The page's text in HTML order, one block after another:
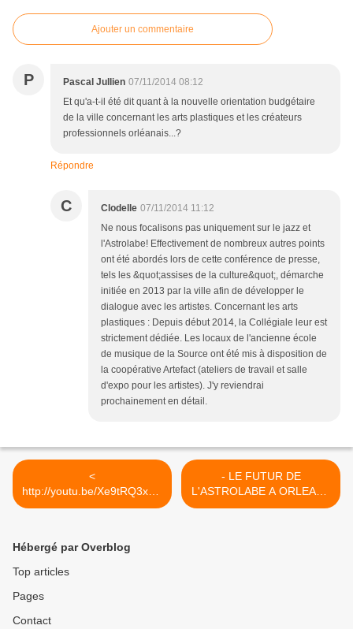
Ajouter un commentaire
P Pascal Jullien 07/11/2014 08:12
Et qu'a-t-il été dit quant à la nouvelle orientation budgétaire
de la ville concernant les arts plastiques et les créateurs
professionnels orléanais...?
Répondre
C Clodelle 07/11/2014 11:12
Ne nous focalisons pas uniquement sur le jazz et
l'Astrolabe! Effectivement de nombreux autres points
ont été abordés lors de cette conférence de presse,
tels les &quot;assises de la culture&quot;, démarche
initiée en 2013 par la ville afin de développer le
dialogue avec les artistes. Concernant les arts
plastiques : Depuis début 2014, la Collégiale leur est
strictement dédiée. Les locaux de l'ancienne école
de musique de la Source ont été mis à disposition de
la coopérative Artefact (ateliers de travail et salle
d'expo pour les artistes). J'y reviendrai
prochainement en détail.
<
http://youtu.be/Xe9tRQ3xHh
E
- LE FUTUR DE
L'ASTROLABE A ORLEANS
: recherche... >
Hébergé par Overblog
Top articles
Pages
Contact